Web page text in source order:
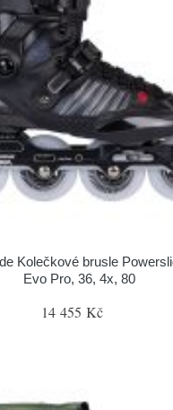
Kolečkové brusle
Evo Pro, 36, 4x, 80
14 455 Kč